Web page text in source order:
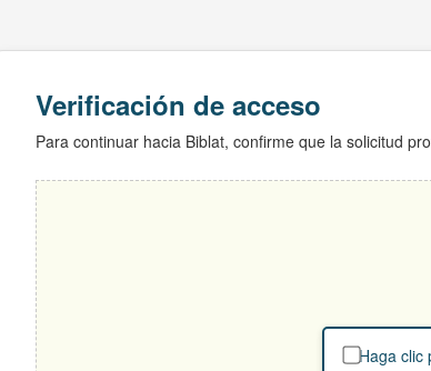
Verificación de acceso
Para continuar hacia Biblat, confirme que la solicitud
Haga clic